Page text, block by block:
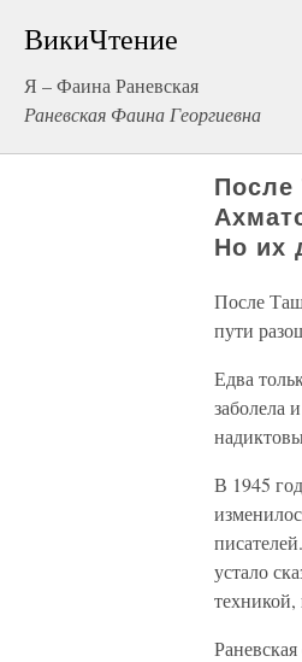
ВикиЧтение
Я – Фаина Раневская
Раневская Фаина Георгиевна
После
Но их
После
пути
Едва
заболела
В 1945
устало